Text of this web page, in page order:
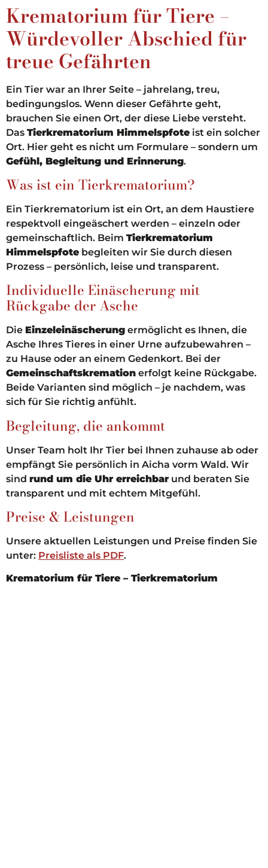
Krematorium für Tiere –
Würdevoller Abschied für
treue Gefährten
Ein Tier war an Ihrer Seite – jahrelang, treu,
bedingungslos. Wenn dieser Gefährte geht,
brauchen Sie einen Ort, der diese Liebe versteht.
Das Tierkrematorium Himmelspfote ist ein solcher
Ort. Hier geht es nicht um Formulare – sondern um
Gefühl, Begleitung und Erinnerung.
Was ist ein Tierkrematorium?
Ein Tierkrematorium ist ein Ort, an dem Haustiere
respektvoll eingeäschert werden – einzeln oder
gemeinschaftlich. Beim Tierkrematorium
Himmelspfote begleiten wir Sie durch diesen
Prozess – persönlich, leise und transparent.
Individuelle Einäscherung mit
Rückgabe der Asche
Die Einzeleinäscherung ermöglicht es Ihnen, die
Asche Ihres Tieres in einer Urne aufzubewahren –
zu Hause oder an einem Gedenkort. Bei der
Gemeinschaftskremation erfolgt keine Rückgabe.
Beide Varianten sind möglich – je nachdem, was
sich für Sie richtig anfühlt.
Begleitung, die ankommt
Unser Team holt Ihr Tier bei Ihnen zuhause ab oder
empfängt Sie persönlich in Aicha vorm Wald. Wir
sind rund um die Uhr erreichbar und beraten Sie
transparent und mit echtem Mitgefühl.
Preise & Leistungen
Unsere aktuellen Leistungen und Preise finden Sie
unter: Preisliste als PDF.
Krematorium für Tiere – Tierkrematorium